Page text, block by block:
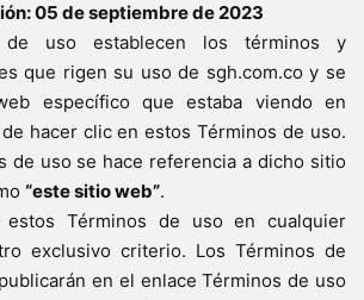
05 de septiembre de 2023
de uso establecen los términos y
que rigen su uso de sgh.com.co y se
específico que estaba viendo en
hacer clic en estos Términos de uso.
de uso se hace referencia a dicho sitio
“este sitio web”.
estos Términos de uso en cualquier
exclusivo criterio. Los Términos de
en el enlace Términos de uso